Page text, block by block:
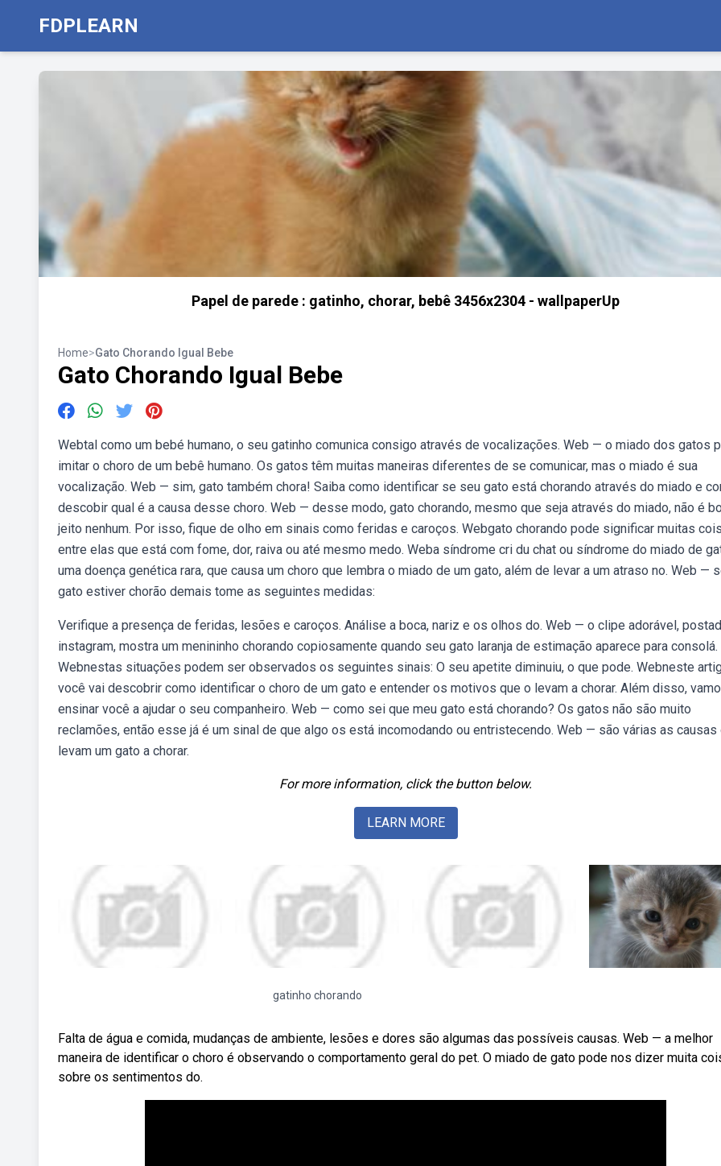
FDPLEARN
Papel de parede : gatinho, chorar, bebê 3456x2304 - wallpaperUp
Home>Gato Chorando Igual Bebe
Gato Chorando Igual Bebe
Webtal como um bebé humano, o seu gatinho comunica consigo através de vocalizações. Web — o miado dos gatos
imitar o choro de um bebê humano. Os gatos têm muitas maneiras diferentes de se comunicar, mas o miado é sua
vocalização. Web — sim, gato também chora! Saiba como identificar se seu gato está chorando através do miado e
descobir qual é a causa desse choro. Web — desse modo, gato chorando, mesmo que seja através do miado, não é
jeito nenhum. Por isso, fique de olho em sinais como feridas e caroços. Webgato chorando pode significar muitas
entre elas que está com fome, dor, raiva ou até mesmo medo. Weba síndrome cri du chat ou síndrome do miado de
uma doença genética rara, que causa um choro que lembra o miado de um gato, além de levar a um atraso no. Web —
gato estiver chorão demais tome as seguintes medidas:
Verifique a presença de feridas, lesões e caroços. Análise a boca, nariz e os olhos do. Web — o clipe adorável,
instagram, mostra um menininho chorando copiosamente quando seu gato laranja de estimação aparece para consolá.
Webnestas situações podem ser observados os seguintes sinais: O seu apetite diminuiu, o que pode. Webneste
você vai descobrir como identificar o choro de um gato e entender os motivos que o levam a chorar. Além disso,
ensinar você a ajudar o seu companheiro. Web — como sei que meu gato está chorando? Os gatos não são muito
reclamões, então esse já é um sinal de que algo os está incomodando ou entristecendo. Web — são várias as causas
levam um gato a chorar.
For more information, click the button below.
LEARN MORE
gatinho chorando
Falta de água e comida, mudanças de ambiente, lesões e dores são algumas das possíveis causas. Web — a melhor
maneira de identificar o choro é observando o comportamento geral do pet. O miado de gato pode nos dizer muita
sobre os sentimentos do.